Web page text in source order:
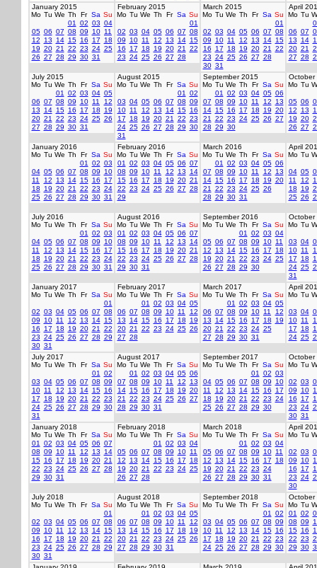
January 2015
Mo Tu We Th Fr Sa Su
01
02 03 04
05 06 07 08 09 10 11
12
13 14 15 16 17
18
19 20 21 22 23 24 25
26 27 28 29 30 31
February 2015
Mo Tu We Th Fr Sa Su
01
02 03 04 05 06 07 08
09
10 11 12 13 14 15
16
17 18 19 20 21
22
23 24 25 26 27 28
March 2015
Mo Tu We Th Fr Sa Su
01
02 03 04 05 06 07 08
09
10 11 12 13 14 15
16
17 18 19 20 21
22
23 24 25 26 27 28
30 31
April
Mo Tu
06 07
13
14
20 21
27 28
July 2015
Mo Tu We Th Fr Sa Su
01
02 03 04 05
06 07 08 09 10 11
12
13
14 15 16 17 18
19
20 21 22 23 24 25 26
27 28 29 30 31
August 2015
Mo Tu We Th Fr Sa Su
01
02
03 04 05 06 07 08 09
10 11 12 13 14 15 16
17
18 19 20 21 22 23
24 25 26 27 28 29 30
31
September 2015
Mo Tu We Th Fr Sa Su
01
02 03 04 05 06
07 08 09 10 11 12
13
14 15 16 17 18 19 20
21
22 23 24 25 26 27
28 29 30
October
Mo Tu
05 06
12
13
19 20
26 27
January 2016
Mo Tu We Th Fr Sa Su
01
02 03
04 05 06 07 08 09
10
11
12 13 14 15 16
17
18
19 20 21 22 23 24
25 26 27 28 29 30 31
February 2016
Mo Tu We Th Fr Sa Su
01
02 03 04 05 06 07
08 09 10 11 12 13
14
15 16 17 18 19 20 21
22 23 24 25 26 27 28
29
March 2016
Mo Tu We Th Fr Sa Su
01
02 03 04 05 06
07 08 09 10 11 12
13
14 15 16 17 18 19 20
21
22 23 24 25 26
28 29 30 31
April
Mo Tu
04 05
11
12
18
19
25 26
July 2016
Mo Tu We Th Fr Sa Su
01
02 03
04 05 06 07 08 09
10
11
12 13 14 15 16
17
18
19 20 21 22 23 24
25 26 27 28 29 30 31
August 2016
Mo Tu We Th Fr Sa Su
01
02 03 04 05 06 07
08 09 10 11 12 13
14
15 16 17 18 19 20 21
22 23 24 25 26 27 28
29 30 31
September 2016
Mo Tu We Th Fr Sa Su
01
02 03 04
05 06 07 08 09 10 11
12
13 14 15 16 17
18
19 20 21 22 23 24 25
26 27 28 29 30
October
Mo Tu
03 04
10 11
17
18
24 25
31
January 2017
Mo Tu We Th Fr Sa Su
01
02 03 04 05 06 07 08
09
10 11 12 13 14 15
16
17 18 19 20 21
22
23 24 25 26 27 28 29
30 31
February 2017
Mo Tu We Th Fr Sa Su
01
02 03 04 05
06 07 08 09 10 11
12
13
14 15 16 17 18
19
20 21 22 23 24 25 26
27 28
March 2017
Mo Tu We Th Fr Sa Su
01
02 03 04 05
06 07 08 09 10 11
12
13
14 15 16 17 18
19
20 21 22 23 24 25
27 28 29 30 31
April
Mo Tu
03 04
10 11
17
18
24 25
July 2017
Mo Tu We Th Fr Sa Su
01
02
03 04 05 06 07 08 09
10 11 12 13 14 15 16
17
18 19 20 21 22 23
24 25 26 27 28 29 30
31
August 2017
Mo Tu We Th Fr Sa Su
01
02 03 04 05 06
07 08 09 10 11 12
13
14 15 16 17 18 19 20
21
22 23 24 25 26 27
28 29 30 31
September 2017
Mo Tu We Th Fr Sa Su
01
02 03
04 05 06 07 08 09
10
11
12 13 14 15 16
17
18
19 20 21 22 23 24
25 26 27 28 29 30
October
Mo Tu
02 03
09
10
16
17
23 24
30 31
January 2018
Mo Tu We Th Fr Sa Su
01
02 03 04 05 06 07
08 09 10 11 12 13
14
15 16 17 18 19 20 21
22 23 24 25 26 27 28
29 30 31
February 2018
Mo Tu We Th Fr Sa Su
01
02 03 04
05 06 07 08 09 10 11
12
13 14 15 16 17
18
19 20 21 22 23 24 25
26 27 28
March 2018
Mo Tu We Th Fr Sa Su
01
02 03 04
05 06 07 08 09 10 11
12
13 14 15 16 17
18
19 20 21 22 23 24
26 27 28 29 30 31
April
Mo Tu
02 03
09
10
16
17
23 24
30
July 2018
Mo Tu We Th Fr Sa Su
01
02 03 04 05 06 07 08
09
10 11 12 13 14 15
16
17 18 19 20 21
22
23 24 25 26 27 28 29
30 31
August 2018
Mo Tu We Th Fr Sa Su
01
02 03 04 05
06 07 08 09 10 11
12
13
14 15 16 17 18
19
20 21 22 23 24 25 26
27 28 29 30 31
September 2018
Mo Tu We Th Fr Sa Su
01
02
03 04 05 06 07 08 09
10 11 12 13 14 15 16
17
18 19 20 21 22 23
24 25 26 27 28 29 30
October
Mo Tu
01
02
08 09
15 16
22 23
29 30